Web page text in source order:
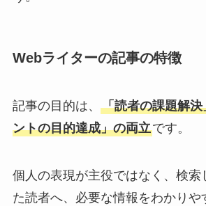
Webライターの記事の特徴
記事の目的は、 「読者の課題解
ントの目的達成」の両立です。
個人の表現が主役ではなく、検索
た読者へ、必要な情報をわかりや